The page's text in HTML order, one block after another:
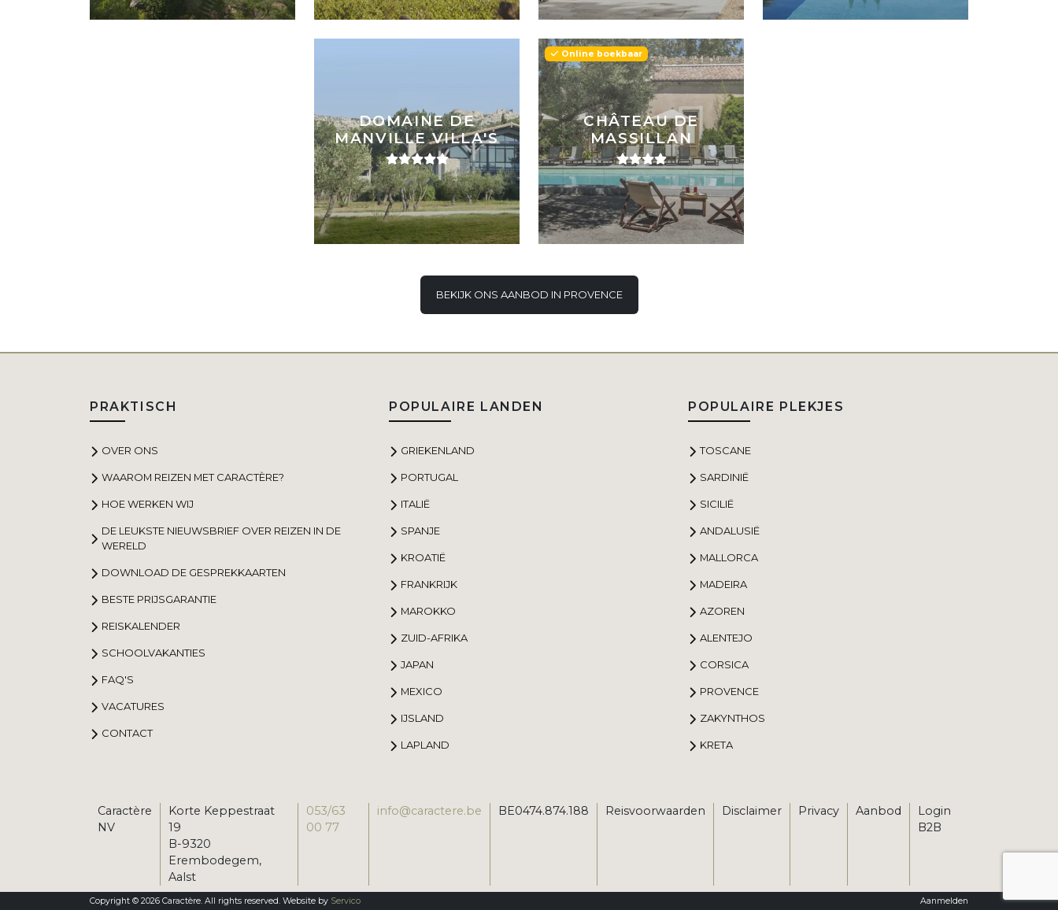
DOMAINE DE
MANVILLE VILLA'S
CHÂTEAU DE
MASSILLAN
Online boekbaar
BEKIJK ONS AANBOD IN PROVENCE
PRAKTISCH
OVER ONS
WAAROM REIZEN MET CARACTÈRE?
HOE WERKEN WIJ
DE LEUKSTE NIEUWSBRIEF OVER REIZEN IN DE
WERELD
DOWNLOAD DE GESPREKKAARTEN
BESTE PRIJSGARANTIE
REISKALENDER
SCHOOLVAKANTIES
FAQ'S
VACATURES
CONTACT
POPULAIRE LANDEN
GRIEKENLAND
PORTUGAL
ITALIË
SPANJE
KROATIË
FRANKRIJK
MAROKKO
ZUID-AFRIKA
JAPAN
MEXICO
IJSLAND
LAPLAND
POPULAIRE PLEKJES
TOSCANE
SARDINIË
SICILIË
ANDALUSIË
MALLORCA
MADEIRA
AZOREN
ALENTEJO
CORSICA
PROVENCE
ZAKYNTHOS
KRETA
Caractère
NV
Korte Keppestraat
19
B-9320
Erembodegem,
Aalst
053/63
00 77
info@caractere.be BE0474.874.188 Reisvoorwaarden Disclaimer Privacy Aanbod
Login
B2B
Copyright © 2026 Caractère. All rights reserved. Website by Servico Aanmelden